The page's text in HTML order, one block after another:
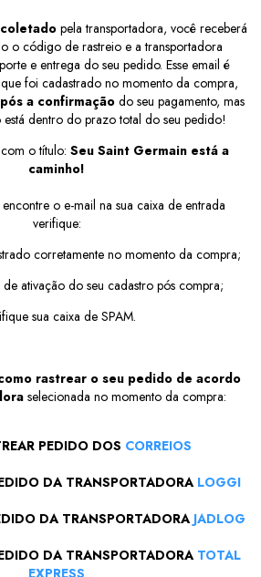
pela transportadora, você receberá
o código de rastreio e a transportadora
e entrega do seu pedido. Esse email é
foi cadastrado no momento da compra,
a confirmação do seu pagamento, mas
está dentro do prazo total do seu pedido!
o título: Seu Saint Germain está a
caminho!
o e-mail na sua caixa de entrada
verifique:
corretamente no momento da compra;
ativação do seu cadastro pós compra;
sua caixa de SPAM.
rastrear o seu pedido de acordo
selecionada no momento da compra:
PEDIDO DOS CORREIOS
DA TRANSPORTADORA LOGGI
DA TRANSPORTADORA JADLOG
DA TRANSPORTADORA TOTAL
EXPRESS